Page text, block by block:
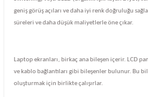
geniş görüş açıları ve daha iyi renk doğruluğu
süreleri ve daha düşük maliyetlerle öne çıkar.
Laptop ekranları, birkaç ana bileşen içerir. LCD
ve kablo bağlantıları gibi bileşenler bulunur. Bu
oluşturmak için birlikte çalışırlar.